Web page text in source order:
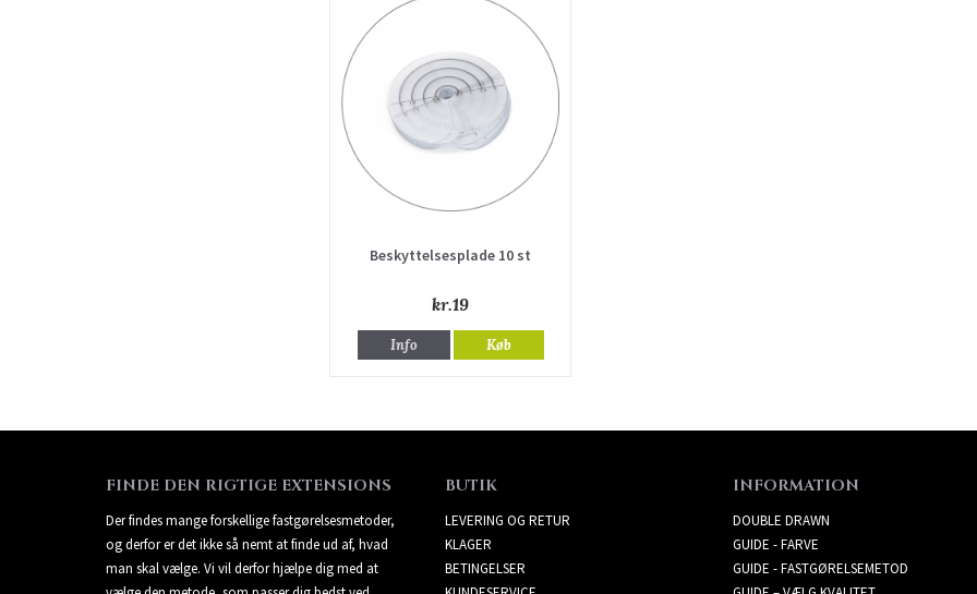
Beskyttelsesplade 10 st
kr.19
Info Køb
FINDE DEN RIGTIGE EXTENSIONS
Der findes mange forskellige fastgørelsesmetoder,
og derfor er det ikke så nemt at finde ud af, hvad
man skal vælge. Vi vil derfor hjælpe dig med at
BUTIK
LEVERING OG RETUR
KLAGER
BETINGELSER
INFORMATION
DOUBLE DRAWN
GUIDE - FARVE
GUIDE - FASTGØRELSEMETOD